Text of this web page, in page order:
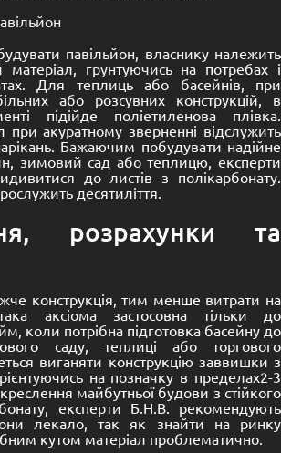
павільйон, власнику належить
матеріал, грунтуючись на потребах і
Для теплиць або басейнів, при
або розсувних конструкцій, в
підійде поліетиленова плівка.
акуратному зверненні відслужить
Бажаючим побудувати надійне
зимовий сад або теплицю, експерти
до листів з полікарбонату.
десятиліття.
розрахунки та
конструкція, тим менше витрати на
аксіома застосовна тільки до
коли потрібна підготовка басейну до
саду, теплиці або торгового
виганяти конструкцію заввишки з
на позначку в пределах2-3
майбутньої будови з стійкого
експерти Б.Н.В. рекомендують
лекало, так як знайти на ринку
кутом матеріал проблематично.